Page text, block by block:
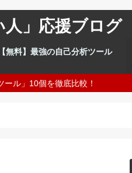
人」応援ブログ
【無料】最強の自己分析ツール
ール」10個を徹底比較！